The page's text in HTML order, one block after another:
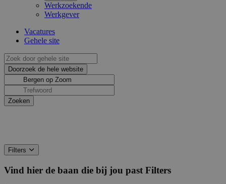
Werkzoekende
Werkgever
Vacatures
Gehele site
Filters
Vind hier de baan die bij jou past Filters